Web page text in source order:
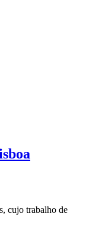
cujo trabalho de